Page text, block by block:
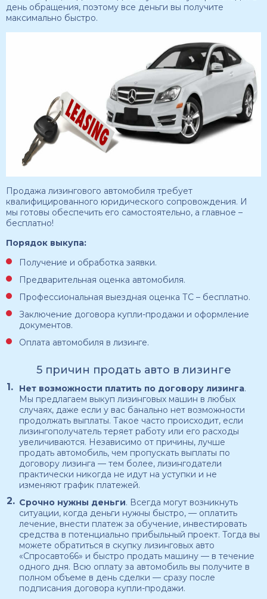
день обращения, поэтому все деньги вы получите
максимально быстро.
Продажа лизингового автомобиля требует
квалифицированного юридического сопровождения. И
мы готовы обеспечить его самостоятельно, а главное –
бесплатно!
Порядок выкупа:
Получение и обработка заявки.
Предварительная оценка автомобиля.
Профессиональная выездная оценка ТС – бесплатно.
Заключение договора купли-продажи и оформление
документов.
Оплата автомобиля в лизинге.
5 причин продать авто в лизинге
Нет возможности платить по договору лизинга.
Мы предлагаем выкуп лизинговых машин в любых
случаях, даже если у вас банально нет возможности
продолжать выплаты. Такое часто происходит, если
лизингополучатель теряет работу или его расходы
увеличиваются. Независимо от причины, лучше
продать автомобиль, чем пропускать выплаты по
договору лизинга — тем более, лизингодатели
практически никогда не идут на уступки и не
изменяют график платежей.
Срочно нужны деньги. Всегда могут возникнуть
ситуации, когда деньги нужны быстро, — оплатить
лечение, внести платеж за обучение, инвестировать
средства в потенциально прибыльный проект. Тогда вы
можете обратиться в скупку лизинговых авто
«Спросавто66» и быстро продать машину — в течение
одного дня. Всю оплату за автомобиль вы получите в
полном объеме в день сделки — сразу после
подписания договора купли-продажи.